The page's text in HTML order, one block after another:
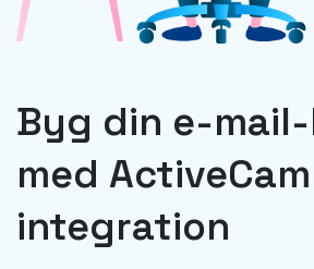
Byg din e-
med
integration